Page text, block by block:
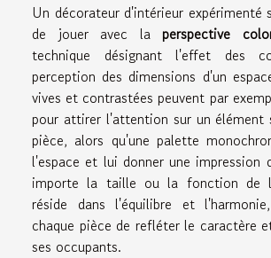
Un décorateur d'intérieur expérimenté
de jouer avec la perspective
technique désignant l'effet des
perception des dimensions d'un
vives et contrastées peuvent par
pour attirer l'attention sur un élément
pièce, alors qu'une palette
l'espace et lui donner une impression
importe la taille ou la fonction de
réside dans l'équilibre et
chaque pièce de refléter le caractère
ses occupants.